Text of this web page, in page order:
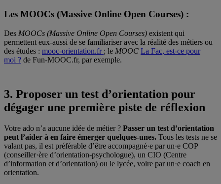
Les MOOCs (Massive Online Open Courses) :
Des MOOCs (Massive Online Open Courses) existent qui
permettent eux-aussi de se familiariser avec la réalité des métiers ou
des études : mooc-orientation.fr ; le MOOC La Fac, est-ce pour
moi ? de Fun-MOOC.fr, par exemple.
3. Proposer un test d’orientation pour
dégager une première piste de réflexion
Votre ado n’a aucune idée de métier ? Passer un test d’orientation
peut l’aider à en faire émerger quelques-unes. Tous les tests ne se
valant pas, il est préférable d’être accompagné·e par un·e COP
(conseiller·ère d’orientation-psychologue), un CIO (Centre
d’information et d’orientation) ou le lycée, voire par un·e coach en
orientation.